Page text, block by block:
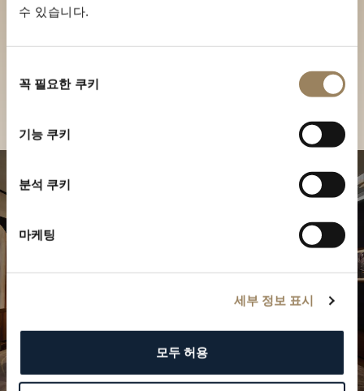
수 있습니다.
꼭 필요한 쿠키
기능 쿠키
분석 쿠키
마케팅
세부 정보 표시
모두 허용